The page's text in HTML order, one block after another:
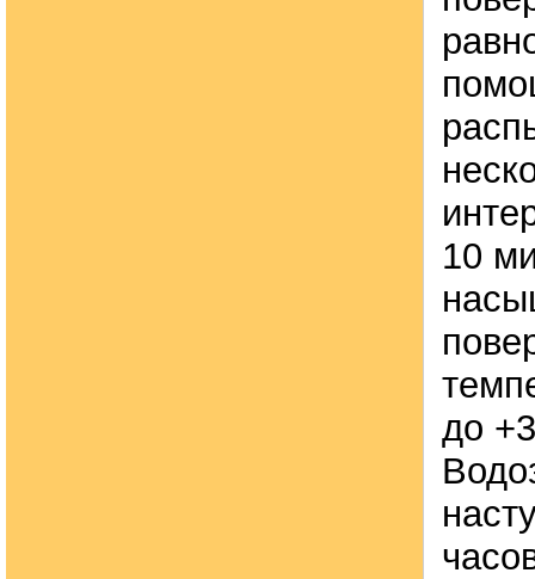
10
до